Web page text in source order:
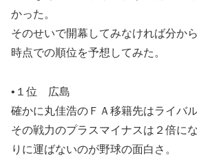
かった。
そのせいで開幕してみなければ分か
時点での順位を予想してみた。
•１位 広島
確かに丸佳浩のＦＡ移籍先はライバ
その戦力のプラスマイナスは２倍に
りに運ばないのが野球の面白さ。